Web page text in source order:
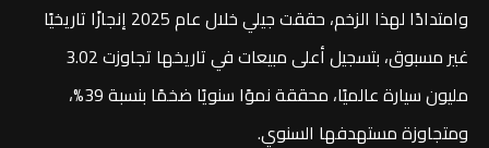
وامتدادًا لهذا الزخم، حققت جيلي خلال عام 2025 إنجازًا تاريخيًا
غير مسبوق، بتسجيل أعلى مبيعات في تاريخها تجاوزت 3.02
مليون سيارة عالميًا، محققة نموًا سنويًا ضخمًا بنسبة 39%،
ومتجاوزة مستهدفها السنوي.